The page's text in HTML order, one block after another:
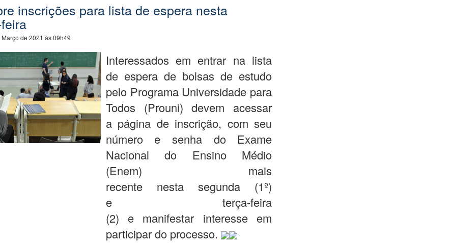
inscrições para lista de espera nesta
de 2021 às 09h49
Interessados em entrar na lista
de espera de bolsas de estudo
pelo Programa Universidade para
Todos (Prouni) devem acessar
a página de inscrição, com seu
número e senha do Exame
Nacional do Ensino Médio
(Enem) mais
recente nesta segunda (1º)
e terça-feira
(2) e manifestar interesse em
participar do processo.